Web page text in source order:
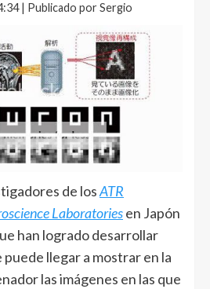
| Publicado por Sergio
de losATR
Laboratoriesen Japón
han logrado desarrollar
llegar a mostrar en la
las imágenes en las que